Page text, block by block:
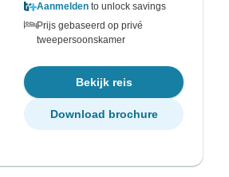
Aanmelden to unlock savings
Prijs gebaseerd op privé
tweepersoonskamer
Bekijk reis
Download brochure